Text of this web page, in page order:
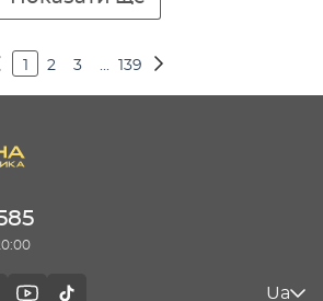
2 3 ... 139
Ua